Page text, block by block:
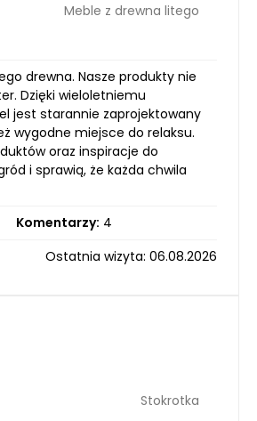
Meble z drewna litego
drewna. Nasze produkty nie
Dzięki wieloletniemu
jest starannie zaprojektowany
wygodne miejsce do relaksu.
oraz inspiracje do
i sprawią, że każda chwila
Komentarzy: 4
Ostatnia wizyta: 06.08.2026
Stokrotka